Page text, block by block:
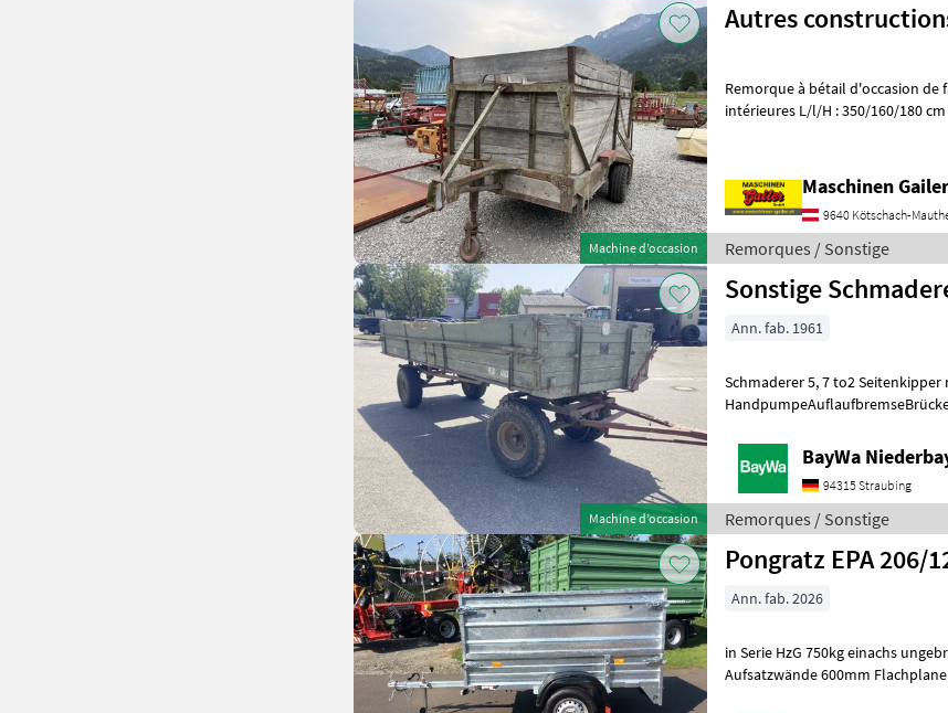
Machine d’occasion
Autres
Remorque à bétail d'occasion de
intérieures L/l/H : 350/160/180
Maschinen
9640 Kötschach-
Remorques / Sonstige
Machine d’occasion
Sonstige
Ann. fab. 1961
Schmaderer 5, 7 to2 Seitenkipper
Teil erneuert werden
BayWa
94315 Straubing
Remorques / Sonstige
Pongratz EPA 206/
Ann. fab. 2026
in Serie HzG 750kg einachs
Aufsatzwände 600mm Flachplane grau Um Ihnen